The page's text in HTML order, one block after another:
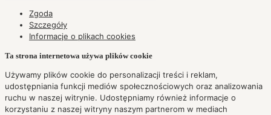
Zgoda
Szczegóły
Informacje o plikach cookies
Ta strona internetowa używa plików cookie
Używamy plików cookie do personalizacji treści i reklam,
udostępniania funkcji mediów społecznościowych oraz analizowania
ruchu w naszej witrynie. Udostępniamy również informacje o
korzystaniu z naszej witryny naszym partnerom w mediach